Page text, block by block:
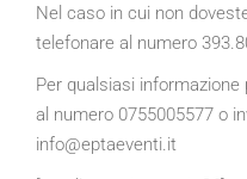
Nel caso in cui non
telefonare al numero
Per qualsiasi
al numero 0755005577 o
info@eptaeventi.it